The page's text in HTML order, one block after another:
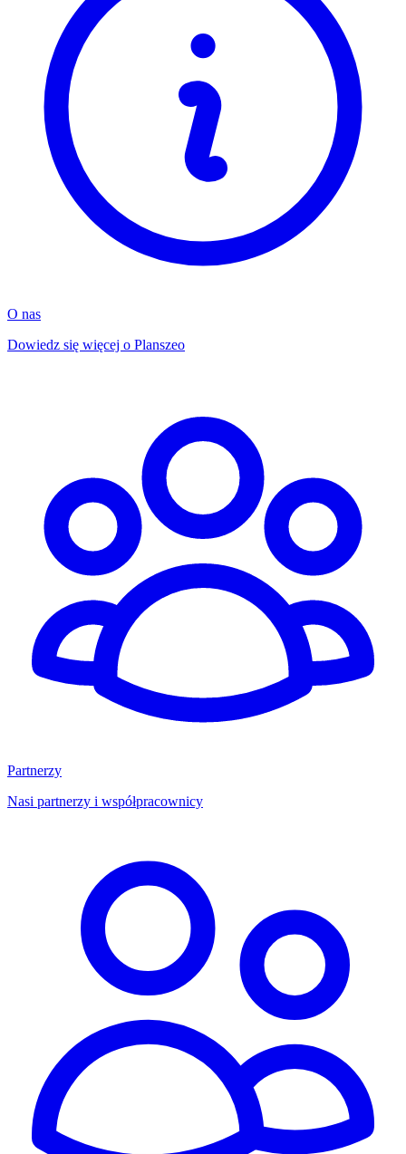
O nas
Dowiedz się więcej o Planszeo
Partnerzy
Nasi partnerzy i współpracownicy